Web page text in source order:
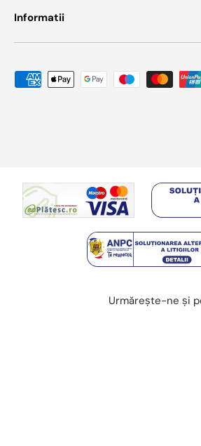
Informatii
Metode de plata acceptate
Urmărește-ne și